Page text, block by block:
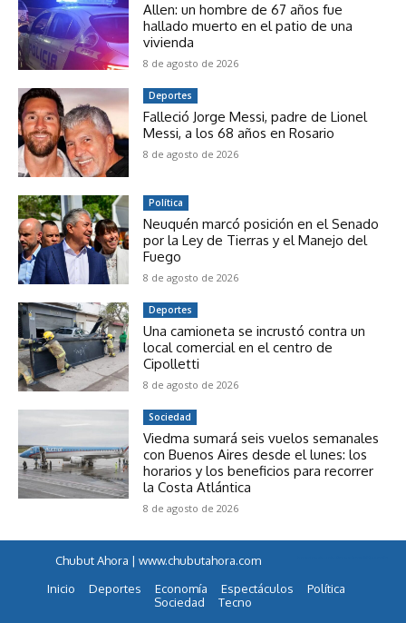
Allen: un hombre de 67 años fue
hallado muerto en el patio de una
vivienda
8 de agosto de 2026
Deportes
Falleció Jorge Messi, padre de Lionel
Messi, a los 68 años en Rosario
8 de agosto de 2026
Política
Neuquén marcó posición en el Senado
por la Ley de Tierras y el Manejo del
Fuego
8 de agosto de 2026
Deportes
Una camioneta se incrustó contra un
local comercial en el centro de
Cipolletti
8 de agosto de 2026
Sociedad
Viedma sumará seis vuelos semanales
con Buenos Aires desde el lunes: los
horarios y los beneficios para recorrer
la Costa Atlántica
8 de agosto de 2026
Chubut Ahora | www.chubutahora.com
Inicio Deportes Economía Espectáculos
Política
Sociedad
Tecno